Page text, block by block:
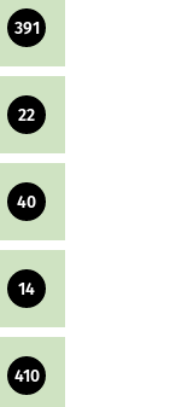
391
22
40
14
410